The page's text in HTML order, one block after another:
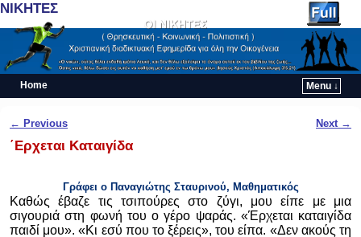
ΝΙΚΗΤΕΣ
Home
Menu ↓
Post navigation
← Previous Next →
΄Ερχεται Καταιγίδα
Γράφει ο Παναγιώτης Σταυρινού, Μαθηματικός
Καθώς έβαζε τις τσιπούρες στο ζύγι, μου είπε με μια
σιγουριά στη φωνή του ο γέρο ψαράς. «Έρχεται καταιγίδα
παιδί μου». «Κι εσύ που το ξέρεις», του είπα. «Δεν ακούς τη